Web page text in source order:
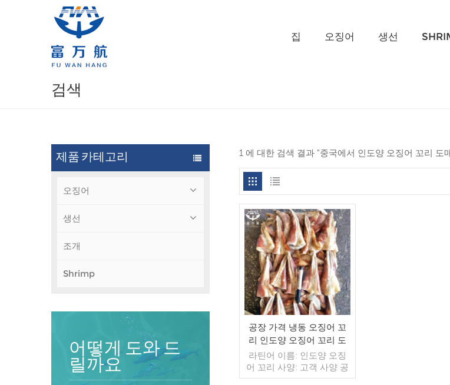
집 오징어 생선
검색
제품 카테고리
오징어
생선
조개
Shrimp
어떻게 도와 드
릴까요
1 에 대한 검색 결과 "중국에서 인도양 오징어 꼬리 도
공장 가격 냉동 오징어 꼬
리 인도양 오징어 꼬리 도
매
라틴어 이름: 인도양 오징
어 꼬리 사양: 고객 사양 공
정: 컷 글레이징: BQF 40%